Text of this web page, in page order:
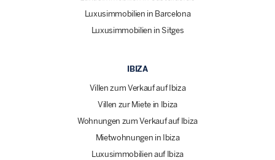
Luxusimmobilien in Barcelona
Luxusimmobilien in Sitges
IBIZA
Villen zum Verkauf auf Ibiza
Villen zur Miete in Ibiza
Wohnungen zum Verkauf auf Ibiza
Mietwohnungen in Ibiza
Luxusimmobilien auf Ibiza